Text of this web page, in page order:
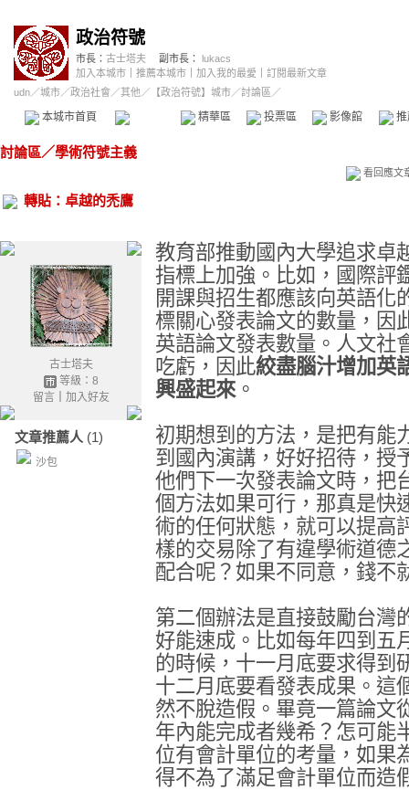
政治符號
市長： 古士塔夫 副市長： lukacs
加入本城市
推薦本城市 加入我的最愛
訂閱最新文章
udn／城市／政治社會 ／其他 ／ 【政治符號】城市／討論區／
本城市首頁 精華區 投票區 影像館
討論區／學術符號主義
看回應文
轉貼：卓越的禿鷹
古士塔夫
等級：8
留言｜ 加入好友
文章推薦人 (1)
沙包
教育部推動國內大學追求卓
指標上加強。比如，國際評
開課與招生都應該向英語化
標關心發表論文的數量，因
英語論文發表數量。人文社
吃虧，因此絞盡腦汁增加英
興盛起來。
初期想到的方法，是把有能
到國內演講，好好招待，授
他們下一次發表論文時，把
個方法如果可行，那真是快
術的任何狀態，就可以提高
樣的交易除了有違學術道德
配合呢？如果不同意，錢不
第二個辦法是直接鼓勵台灣
好能速成。比如每年四到五
的時候，十一月底要求得到
十二月底要看發表成果。這
然不脫造假。畢竟一篇論文
年內能完成者幾希？怎可能
位有會計單位的考量，如果
得不為了滿足會計單位而造